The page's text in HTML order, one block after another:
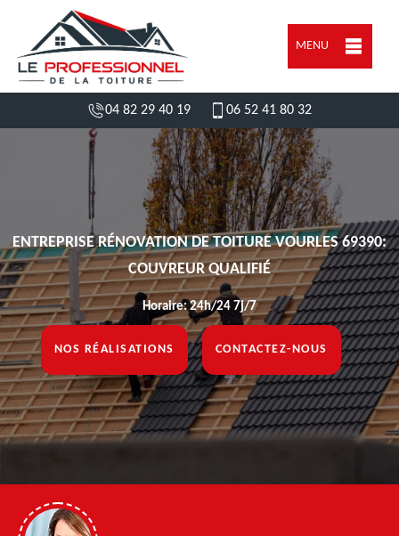
MENU
04 82 29 40 19 06 52 41 80 32
ENTREPRISE RÉNOVATION DE TOITURE VOURLES 69390:
COUVREUR QUALIFIÉ
Horaire: 24h/24 7j/7
NOS RÉALISATIONS CONTACTEZ-NOUS